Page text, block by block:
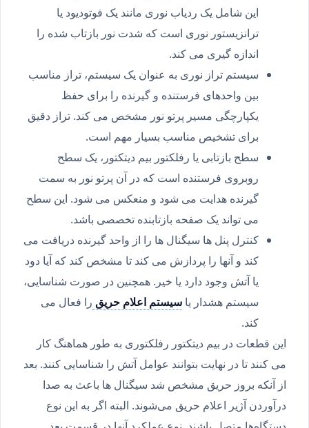
این شامل یک ردیاب نوری مانند یک فوتودیود یا
ترانزیستور نوری است که شدت نور بازتاب شده را
اندازه گیری می کند.
سیستم تراز نوری به عنوان یک سیستم، تراز مناسب
بین واحدهای فرستنده و گیرنده را برای حفظ
یکپارچگی مسیر پرتو نور مشخص می کند. تراز دقیق
برای تشخیص مناسب بسیار مهم است.
سطح بازتابی یا رفلکتور بیم دیتکتور، یک سطح
روبروی فرستنده است که در آن پرتو نور به سمت
گیرنده هدایت می شود و منعکس می شود. این سطح
می تواند یک صفحه بازتابنده تخصصی باشد.
کنترل پنل ها سیگنال ها را از واحد گیرنده دریافت می
کند و آنها را پردازش می کند تا مشخص کند که آیا دود
یا آتش وجود دارد یا خیر. همچنین در صورت شناسایی،
سیستم هشدار یا سیستم اعلام حریق را فعال می
کند.
این قطعات در بیم دیتکتور رفلکتوری به طور هماهنگ کار
می کنند تا در نهایت بتوانند عوامل آتش را شناسایی کنند. بعد
از آنکه بروز حریق مشخص شد سیگنال ها باعث به صدا
درآوردن آژیر اعلام حریق می‌شوند. البته اگر به این نوع